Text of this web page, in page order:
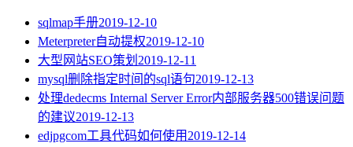
sqlmap手册2019-12-10
Meterpreter自动提权2019-12-10
大型网站SEO策划 2019-12-11
mysql删除指定时间的sql语句2019-12-13
处理dedecms Internal Server Error内部服务器500错误问题
的建议2019-12-13
edjpgcom工具代码如何使用 2019-12-14